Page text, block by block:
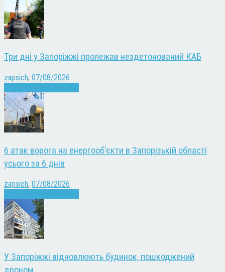
Три дні у Запоріжжі пролежав нездетонований КАБ
zapsich, 07/08/2026
6 атак ворога на енергооб’єкти в Запорізькій області
усього за 6 днів
zapsich, 07/08/2026
У Запоріжжі відновлюють будинок, пошкоджений